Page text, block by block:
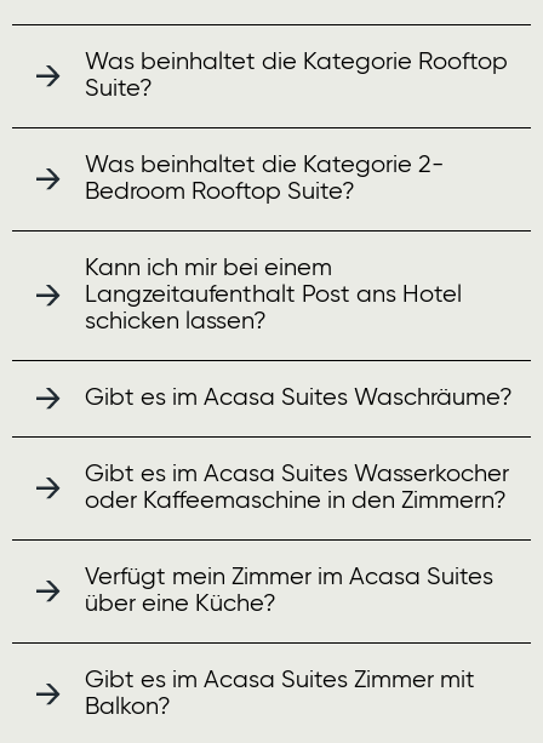
Was beinhaltet die Kategorie Rooftop
Suite?
Was beinhaltet die Kategorie 2-
Bedroom Rooftop Suite?
Kann ich mir bei einem
Langzeitaufenthalt Post ans Hotel
schicken lassen?
Gibt es im Acasa Suites Waschräume?
Gibt es im Acasa Suites Wasserkocher
oder Kaffeemaschine in den Zimmern?
Verfügt mein Zimmer im Acasa Suites
über eine Küche?
Gibt es im Acasa Suites Zimmer mit
Balkon?